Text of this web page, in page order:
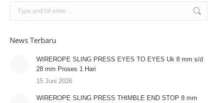
News Terbaru
WIREROPE SLING PRESS EYES TO EYES Uk 8 mm s/d
28 mm Proses 1 Hari
15 Juni 2026
WIREROPE SLING PRESS THIMBLE END STOP 8 mm